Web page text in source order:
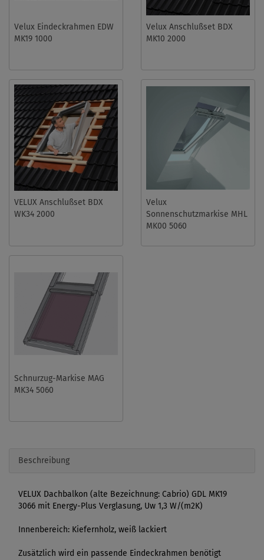
Velux Eindeckrahmen EDW
MK19 1000
Velux Anschlußset BDX
MK10 2000
VELUX Anschlußset BDX
WK34 2000
Velux
Sonnenschutzmarkise MHL
MK00 5060
Schnurzug-Markise MAG
MK34 5060
Beschreibung
VELUX Dachbalkon (alte Bezeichnung: Cabrio) GDL MK19
3066 mit Energy-Plus Verglasung, Uw 1,3 W/(m2K)
Innenbereich: Kiefernholz, weiß lackiert
Zusätzlich wird ein passende Eindeckrahmen benötigt